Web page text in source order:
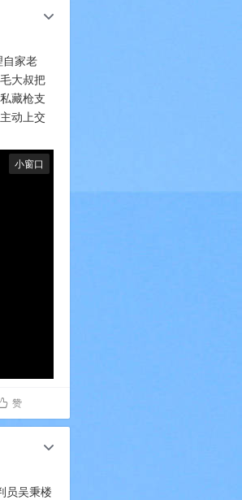
c
自家老
大叔把
藏枪支
动上交
小窗口
赞
c
员吴秉楼